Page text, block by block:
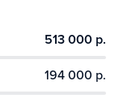
513 000 р.
194 000 р.